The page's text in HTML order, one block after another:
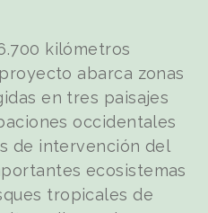
kilómetros
abarca zonas
en tres paisajes
occidentales
de intervención del
ecosistemas
tropicales de